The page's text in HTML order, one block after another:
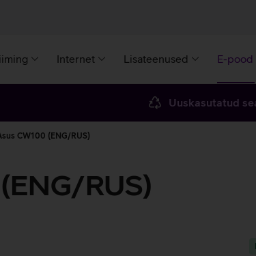
Internet Lisateenused E-pood
Uuskasutatud
CW100 (ENG/RUS)
RUS)